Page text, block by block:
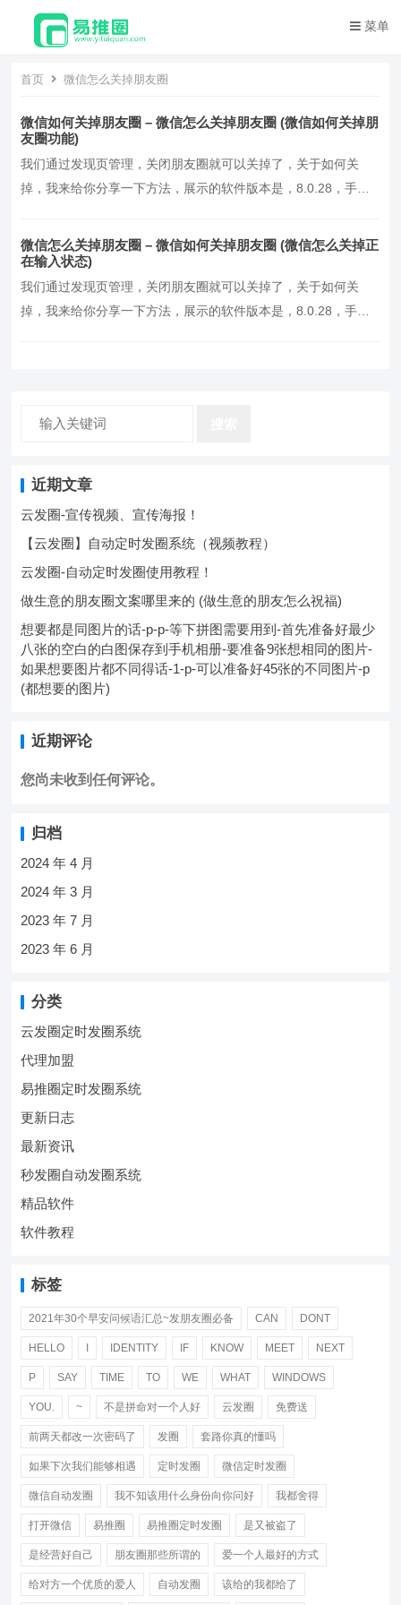
菜单
首页 微信怎么关掉朋友圈
微信如何关掉朋友圈 – 微信怎么关掉朋友圈 (微信如何关掉朋
友圈功能)
我们通过发现页管理，关闭朋友圈就可以关掉了，关于如何关
掉，我来给你分享一下方法，展示的软件版本是，8.0.28，手机
击，我，，然后再点击，设置，2.进入后，接着点击，通用，3.
然后点击，发现页管理，4.最后关闭朋友圈，右边的按钮，，
会，呈现白色，如下图，这样就可以让…。
微信怎么关掉朋友圈 – 微信如何关掉朋友圈 (微信怎么关掉正
在输入状态)
我们通过发现页管理，关闭朋友圈就可以关掉了，关于如何关
掉，我来给你分享一下方法，展示的软件版本是，8.0.28，手机
近期文章
云发圈-宣传视频、宣传海报！
【云发圈】自动定时发圈系统（视频教程）
云发圈-自动定时发圈使用教程！
做生意的朋友圈文案哪里来的 (做生意的朋友怎么祝福)
想要都是同图片的话-p-p-等下拼图需要用到-首先准备好最少
八张的空白的白图保存到手机相册-要准备9张想相同的图片-
如果想要图片都不同得话-1-p-可以准备好45张的不同图片-p
(都想要的图片)
近期评论
您尚未收到任何评论。
归档
2024 年 4 月
2024 年 3 月
2023 年 7 月
2023 年 6 月
分类
云发圈定时发圈系统
代理加盟
易推圈定时发圈系统
更新日志
最新资讯
秒发圈自动发圈系统
精品软件
软件教程
标签
2021年30个早安问候语汇总~发朋友圈必备 CAN DONT
HELLO IDENTITY IF KNOW MEET NEXT
P SAY TIME TO WE WHAT WINDOWS
YOU. ~ 不是拼命对一个人好 云发圈 免费送
前两天都改一次密码了 发圈 套路你真的懂吗
如果下次我们能够相遇 定时发圈 微信定时发圈
微信自动发圈 我不知该用什么身份向你问好 我都舍得
打开微信 易推圈 易推圈定时发圈 是又被盗了
是经营好自己 朋友圈那些所谓的 爱一个人最好的方式
给对方一个优质的爱人 自动发圈 该给的我都给了